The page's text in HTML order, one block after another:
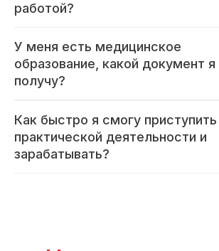
работой?
У меня есть медицинское
образование, какой документ я
получу?
Как быстро я смогу приступить
практической деятельности и
зарабатывать?